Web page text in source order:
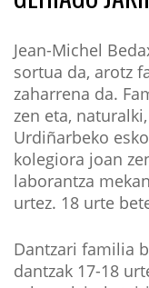
Jean-Michel
sortua da, arotz
zaharrena da.
zen eta,
Urdiñarbeko
kolegiora joan
laborantza
urtez. 18 urte
Dantzari familia
dantzak 17-18